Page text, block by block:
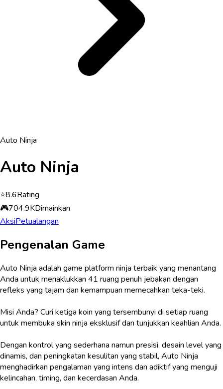
Auto Ninja
Auto Ninja
⭐8.6Rating
🎮704.9KDimainkan
AksiPetualangan
Pengenalan Game
Auto Ninja adalah game platform ninja terbaik yang menantang
Anda untuk menaklukkan 41 ruang penuh jebakan dengan
refleks yang tajam dan kemampuan memecahkan teka-teki.
Misi Anda? Curi ketiga koin yang tersembunyi di setiap ruang
untuk membuka skin ninja eksklusif dan tunjukkan keahlian Anda.
Dengan kontrol yang sederhana namun presisi, desain level yang
dinamis, dan peningkatan kesulitan yang stabil, Auto Ninja
menghadirkan pengalaman yang intens dan adiktif yang menguji
kelincahan, timing, dan kecerdasan Anda.